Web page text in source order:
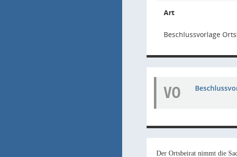
Art
Beschlussvorlage
VO
Der Ortsbeirat nimmt die